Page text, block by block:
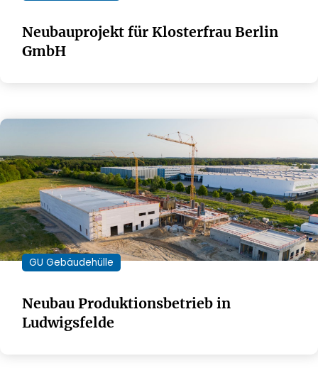
Neubauprojekt für Klosterfrau Berlin
GmbH
GU Gebäudehülle
Neubau Produktionsbetrieb in
Ludwigsfelde